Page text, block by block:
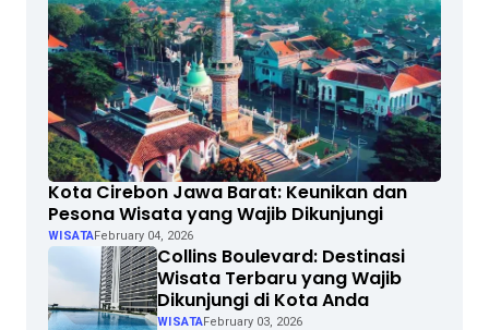
Kota Cirebon Jawa Barat: Keunikan dan
Pesona Wisata yang Wajib Dikunjungi
WISATAFebruary 04, 2026
Collins Boulevard: Destinasi
Wisata Terbaru yang Wajib
Dikunjungi di Kota Anda
WISATAFebruary 03, 2026